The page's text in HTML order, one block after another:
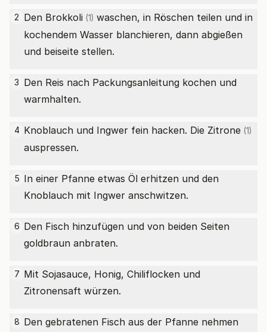
2 Den Brokkoli (1) waschen, in Röschen teilen und in
kochendem Wasser blanchieren, dann abgießen
und beiseite stellen.
3 Den Reis nach Packungsanleitung kochen und
warmhalten.
4 Knoblauch und Ingwer fein hacken. Die Zitrone (1)
auspressen.
5 In einer Pfanne etwas Öl erhitzen und den
Knoblauch mit Ingwer anschwitzen.
6 Den Fisch hinzufügen und von beiden Seiten
goldbraun anbraten.
7 Mit Sojasauce, Honig, Chiliflocken und
Zitronensaft würzen.
8 Den gebratenen Fisch aus der Pfanne nehmen